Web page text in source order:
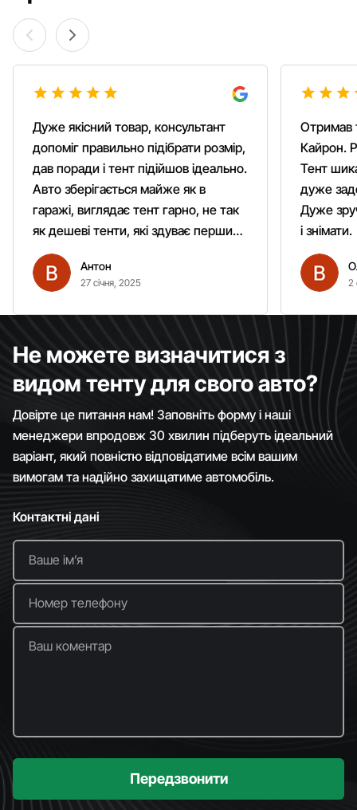
Дуже якісний товар, консультант
допоміг правильно підібрати розмір,
дав поради і тент підійшов ідеально.
Авто зберігається майже як в
гаражі, виглядає тент гарно, не так
як дешеві тенти, які здуває першим
вітром. Гарно кріпиться.
Рекомендую однозначно!
Антон
27 січня, 2025
Отримав
Кайрон.
Тент
дуже
Дуже
і знімати.
2
Не можете визначитися з
видом тенту для свого авто?
Довірте це питання нам! Заповніть форму і наші
менеджери впродовж 30 хвилин підберуть ідеальний
варіант, який повністю відповідатиме всім вашим
вимогам та надійно захищатиме автомобіль.
Контактні дані
Ваше імʼя
Номер телефону
Ваш коментар
Передзвонити